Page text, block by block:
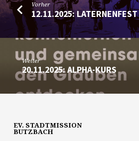
Vorher
12.11.2025: LATERNENFEST
Weiter
20.11.2025: ALPHA-KURS
EV. STADTMISSION
BUTZBACH